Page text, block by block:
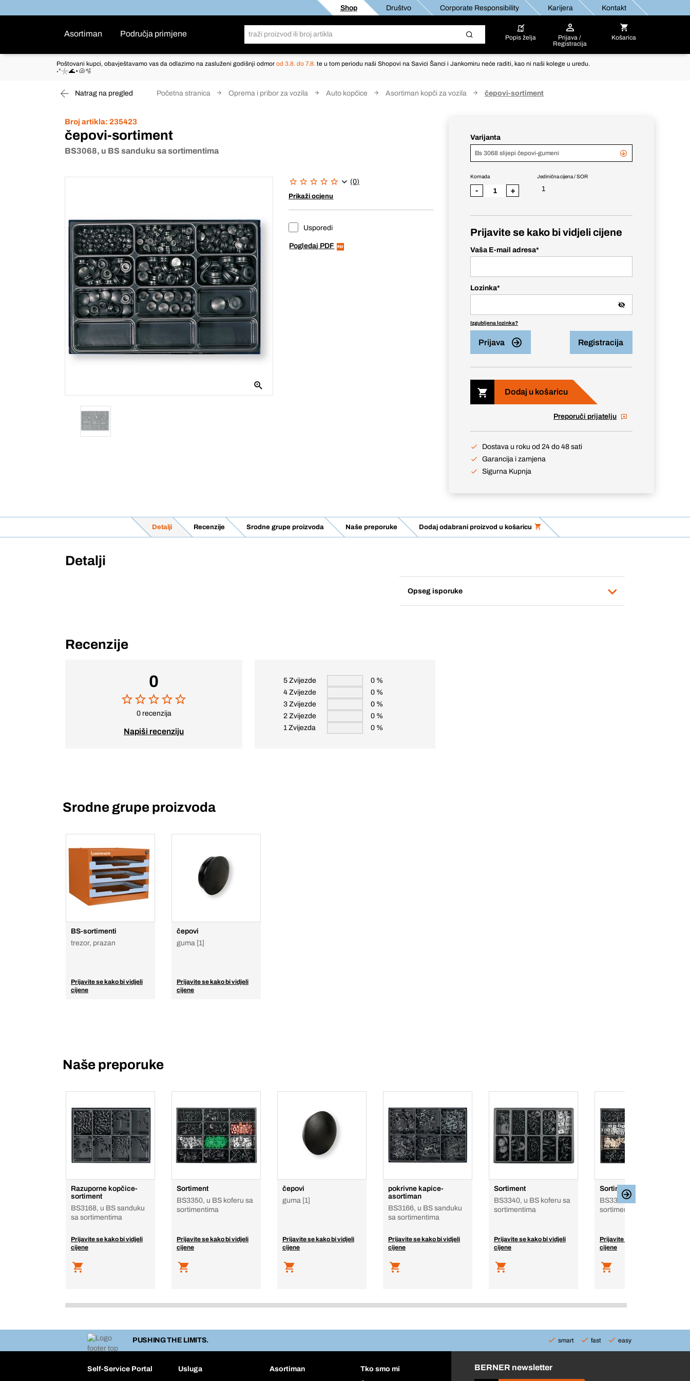
Shop Društvo Corporate Responsibility Karijera Kontakt
Asortiman Područja primjene Popis želja
Prijava /
Registracija
Košarica
Poštovani kupci, obavještavamo vas da odlazimo na zasluženi godišnji odmor od 3.8. do 7.8. te u tom periodu naši Shopovi na Savici Šanci i Jankomiru neće raditi, kao ni naši kolege u uredu.
˖°𓇼🌊⋆🐚🫧
Natrag na pregled Početna stranica Oprema i pribor za vozila Auto kopčice Asortiman kopči za vozila čepovi-sortiment
Broj artikla: 235423
čepovi-sortiment
BS3068, u BS sanduku sa sortimentima
(0)
Prikaži ocjenu
Usporedi
Pogledaj PDF
Varijanta
Bs 3068 slijepi čepovi-gumeni
Jedinična cijena / SOR
1
Komada
- +
Prijavite se kako bi vidjeli cijene
Vaša E-mail adresa*
Lozinka*
Izgubljena lozinka?
Prijava Registracija
Dodaj u košaricu
Preporuči prijatelju
Dostava u roku od 24 do 48 sati
Garancija i zamjena
Sigurna Kupnja
Detalji Recenzije Srodne grupe proizvoda Naše preporuke Dodaj odabrani proizvod u košaricu
Detalji
Opseg isporuke
Recenzije
0
0 recenzija
Napiši recenziju
5 Zvijezde
0 %
4 Zvijezde
0 %
3 Zvijezde
0 %
2 Zvijezde
0 %
1 Zvijezda
0 %
Srodne grupe proizvoda
BS-sortimenti
trezor, prazan
Prijavite se kako bi vidjeli
cijene
čepovi
guma [1]
Prijavite se kako bi vidjeli
cijene
Naše preporuke
Razuporne kopčice-
sortiment
BS3168, u BS sanduku
sa sortimentima
Prijavite se kako bi vidjeli
cijene
Sortiment
BS3350, u BS koferu sa
sortimentima
Prijavite se kako bi vidjeli
cijene
čepovi
guma [1]
Prijavite se kako bi vidjeli
cijene
pokrivne kapice-
asortiman
BS3166, u BS sanduku
sa sortimentima
Prijavite se kako bi vidjeli
cijene
Sortiment
BS3340, u BS koferu sa
sortimentima
Prijavite se kako bi vidjeli
cijene
Sortiment
BS3360, u BS koferu sa
sortimentima
Prijavite se kako bi vidjeli
cijene
PUSHING THE LIMITS. smart fast easy
Self-Service Portal
Usluga
Asortiman
Tko smo mi
BERNER newsletter